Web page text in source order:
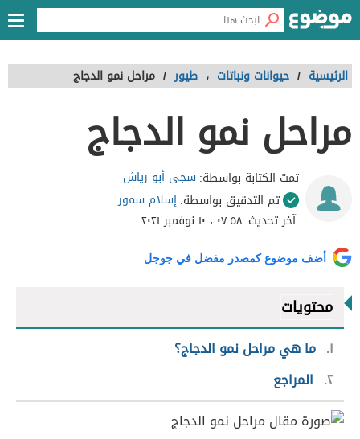
الرئيسية / حيوانات ونباتات ، طيور / مراحل نمو الدجاج
مراحل نمو الدجاج
تمت الكتابة بواسطة:سجى أبو رياش
تم التدقيق بواسطة:إسلام سمور
آخر تحديث:٠٧:٥٨ ، ١٠ نوفمبر ٢٠٢١
أضف موضوع كمصدر مفضل في جوجل
محتويات
١ ما هي مراحل نمو الدجاج؟
٢ المراجع